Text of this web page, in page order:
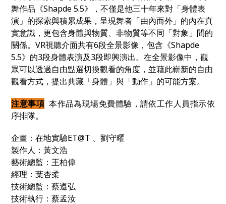
舞作品《Shapde 5.5》，不僅是他三十年來對「身體表
演」的探索與積累成果，呈現舞者「由內而外」的內在真
實意識，更包含身體與物質、非物質等不同「對象」間的
關係。VR視聽介面共有6段全景影像，包含《Shapde
5.5》的3段身體表演及3段即興演出。在全景影像中，觀
眾可以透過自由點選切換觀看的角度，並藉此嶄新的自由
觀看方式，提出典藏「身體」與「動作」的可能方案。
注意事項 本作品為現場免費體驗，請依工作人員指示依
序排隊。
企畫：在地實驗ET@T 、劉守曜
製作人：黃文浩
藝術總監：王柏偉
經理：葉杏柔
技術總監：蔡遵弘
技術執行：蔡孟汝